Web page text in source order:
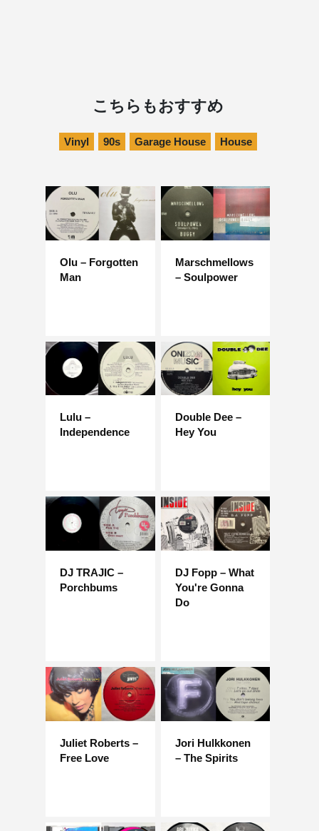
こちらもおすすめ
Vinyl 90s Garage House House
Olu – Forgotten
Man
Marschmellows
– Soulpower
Lulu –
Independence
Double Dee –
Hey You
DJ TRAJIC –
Porchbums
DJ Fopp – What
You're Gonna
Do
Juliet Roberts –
Free Love
Jori Hulkkonen
– The Spirits